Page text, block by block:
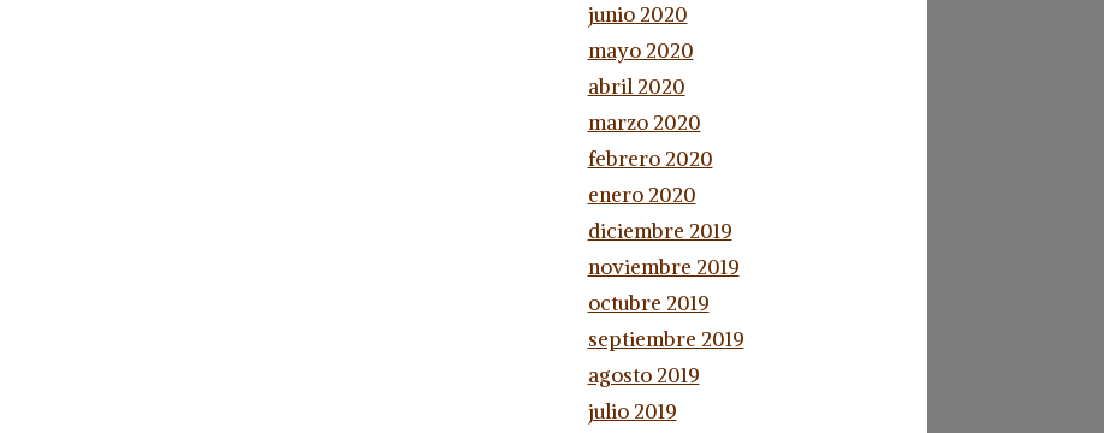
junio 2020
mayo 2020
abril 2020
marzo 2020
febrero 2020
enero 2020
diciembre 2019
noviembre 2019
octubre 2019
septiembre 2019
agosto 2019
julio 2019